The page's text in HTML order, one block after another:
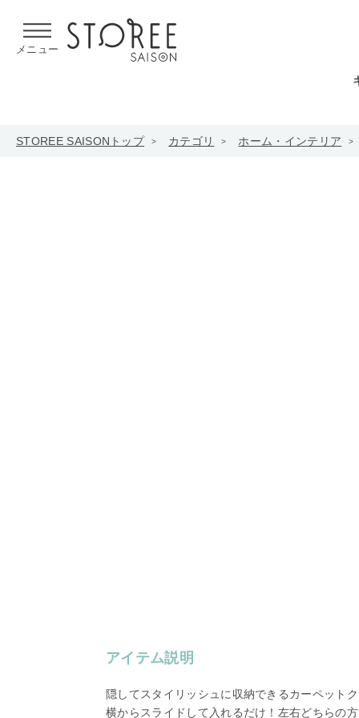
メニュー
STOREE SAISONトップ カテゴリ ホーム・インテリア
アイテム説明
隠してスタイリッシュに収納できるカーペット
横からスライドして入れるだけ！左右どちらの